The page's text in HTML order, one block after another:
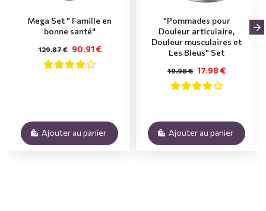
Mega Set " Famille en
bonne santé"
90.91 €
129.87 €
Ajouter au panier
"Pommades pour
Douleur articulaire,
Douleur musculaires et
Les Bleus" Set
17.98 €
19.98 €
Ajouter au panier